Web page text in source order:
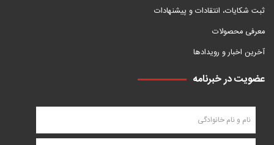
ثبت شکایات، انتقادات و پیشنهادات
معرفی محصولات
آخرین اخبار و رویدادها
عضویت در خبرنامه